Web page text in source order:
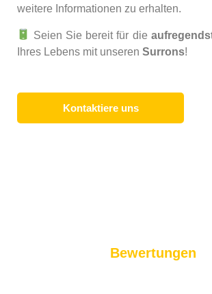
weitere Informationen zu erhalten.
Seien Sie bereit für die
Ihres Lebens mit unseren Surrons!
Kontaktiere uns
Bewertungen